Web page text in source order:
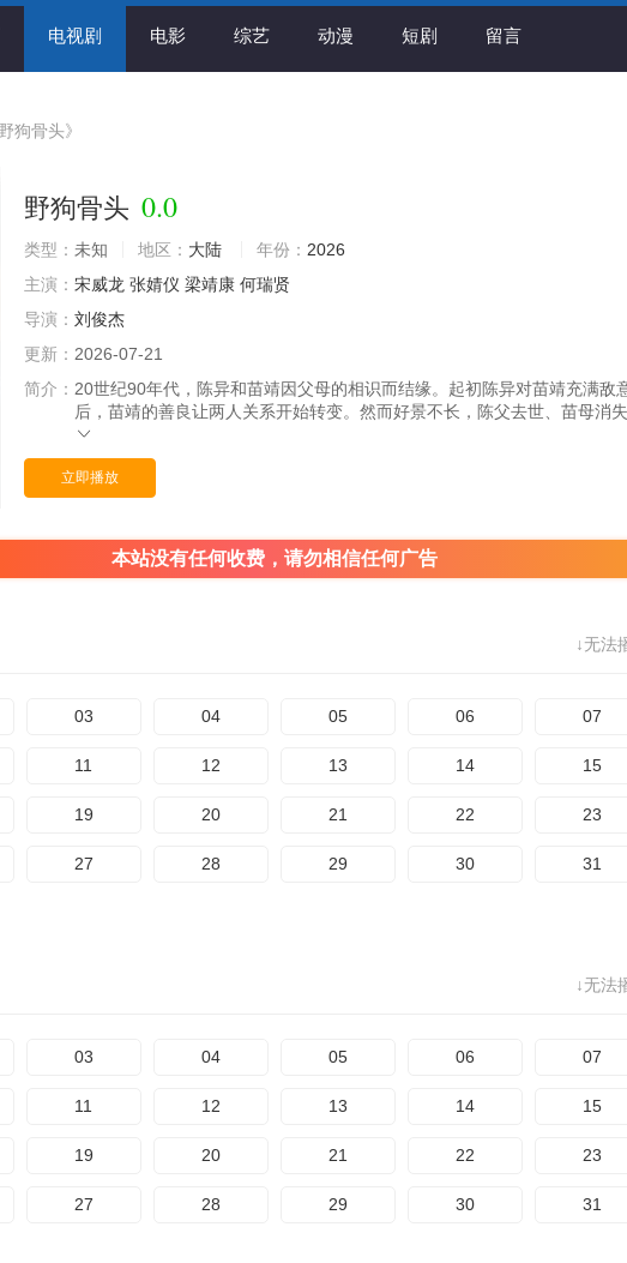
电视剧 电影 综艺 动漫 短剧 留言
野狗骨头》
野狗骨头 0.0
类型： 未知 地区： 大陆 年份： 2026
主演： 宋威龙 张婧仪 梁靖康 何瑞贤
导演： 刘俊杰
更新： 2026-07-21
简介： 20世纪90年代，陈异和苗靖因父母的相识而结缘。起初陈异对苗靖充满敌
后，苗靖的善良让两人关系开始转变。然而好景不长，陈父去世、苗母消
立即播放
本站没有任何收费，请勿相信任何广告
↓无法
03 04 05 06 07
11 12 13 14 15
19 20 21 22 23
27 28 29 30 31
↓无法
03 04 05 06 07
11 12 13 14 15
19 20 21 22 23
27 28 29 30 31